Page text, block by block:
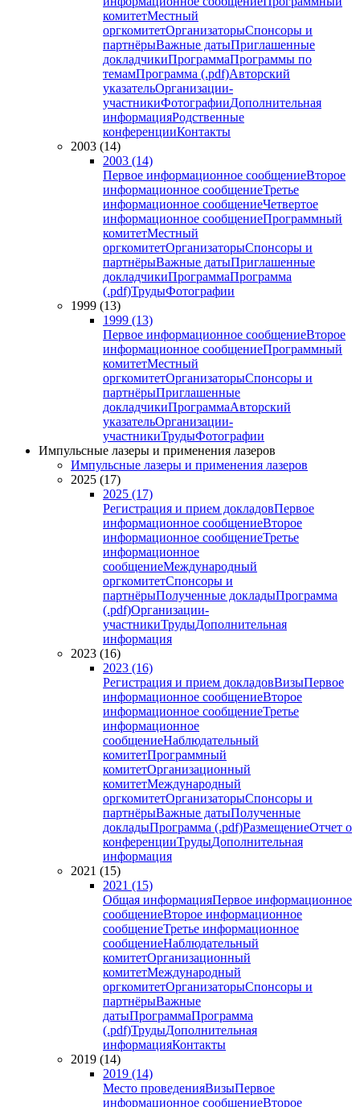
комитетМестный
оргкомитетОрганизаторыСпонсоры и
партнёрыВажные датыПриглашенные
докладчикиПрограммаПрограммы по
темамПрограмма (.pdf)Авторский
указательОрганизации-
участникиФотографииДополнительная
информацияРодственные
конференцииКонтакты
2003 (14)
2003 (14)
Первое информационное сообщениеВторое
информационное сообщениеТретье
информационное сообщениеЧетвертое
информационное сообщениеПрограммный
комитетМестный
оргкомитетОрганизаторыСпонсоры и
партнёрыВажные датыПриглашенные
докладчикиПрограммаПрограмма
(.pdf)ТрудыФотографии
1999 (13)
1999 (13)
Первое информационное сообщениеВторое
информационное сообщениеПрограммный
комитетМестный
оргкомитетОрганизаторыСпонсоры и
партнёрыПриглашенные
докладчикиПрограммаАвторский
указательОрганизации-
участникиТрудыФотографии
Импульсные лазеры и применения лазеров
Импульсные лазеры и применения лазеров
2025 (17)
2025 (17)
Регистрация и прием докладовПервое
информационное сообщениеВторое
информационное сообщениеТретье
информационное
сообщениеМеждународный
оргкомитетСпонсоры и
партнёрыПолученные докладыПрограмма
(.pdf)Организации-
участникиТрудыДополнительная
информация
2023 (16)
2023 (16)
Регистрация и прием докладовВизыПервое
информационное сообщениеВторое
информационное сообщениеТретье
информационное
сообщениеНаблюдательный
комитетПрограммный
комитетОрганизационный
комитетМеждународный
оргкомитетОрганизаторыСпонсоры и
партнёрыВажные датыПолученные
докладыПрограмма (.pdf)РазмещениеОтчет о
конференцииТрудыДополнительная
информация
2021 (15)
2021 (15)
Общая информацияПервое информационное
сообщениеВторое информационное
сообщениеТретье информационное
сообщениеНаблюдательный
комитетОрганизационный
комитетМеждународный
оргкомитетОрганизаторыСпонсоры и
партнёрыВажные
датыПрограммаПрограмма
(.pdf)ТрудыДополнительная
информацияКонтакты
2019 (14)
2019 (14)
Место проведенияВизыПервое
информационное сообщениеВторое